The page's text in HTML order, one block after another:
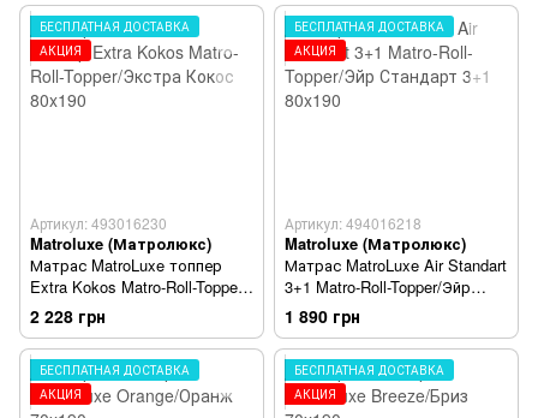
БЕСПЛАТНАЯ ДОСТАВКА
АКЦИЯ
Артикул: 493016230
Matroluxe (Матролюкс)
Матрас MatroLuxe топпер
Extra Kokos Matro-Roll-Topper/
Экстра Кокос 80x190
2 228 грн
БЕСПЛАТНАЯ ДОСТАВКА
АКЦИЯ
Артикул: 494016218
Matroluxe (Матролюкс)
Матрас MatroLuxe Air Standart
3+1 Matro-Roll-Topper/Эйр
Стандарт 3+1 80x190
1 890 грн
БЕСПЛАТНАЯ ДОСТАВКА
АКЦИЯ
БЕСПЛАТНАЯ ДОСТАВКА
АКЦИЯ